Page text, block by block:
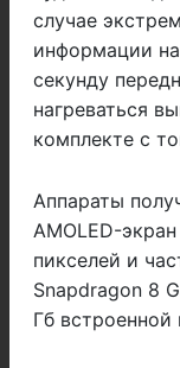
случае
информации
секунду
нагреваться
комплекте c
Аппараты
AMOLED-
пикселей и
Snapdragon 8
Гб встроенной